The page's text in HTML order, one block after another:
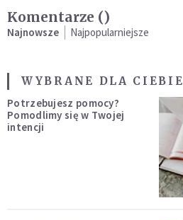
Komentarze ()
Najnowsze Najpopularniejsze
WYBRANE DLA CIEBIE
Potrzebujesz pomocy?
Pomodlimy się w Twojej
intencji